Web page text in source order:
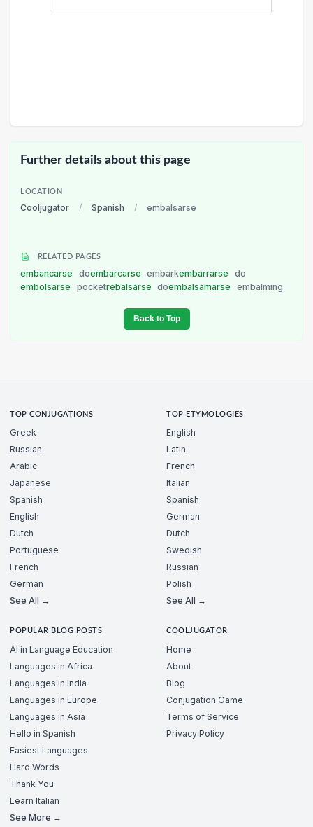
Further details about this page
LOCATION
Cooljugator / Spanish / embalsarse
RELATED PAGES
embancarse doembarcarse embarkembarrarse
do
embolsarse
pocketrebalsarse doembalsamarse embalming
Back to Top
TOP CONJUGATIONS
Greek
Russian
Arabic
Japanese
Spanish
English
Dutch
Portuguese
French
German
See All →
TOP ETYMOLOGIES
English
Latin
French
Italian
Spanish
German
Dutch
Swedish
Russian
Polish
See All →
POPULAR BLOG POSTS
AI in Language Education
Languages in Africa
Languages in India
Languages in Europe
Languages in Asia
Hello in Spanish
Easiest Languages
Hard Words
Thank You
Learn Italian
See More →
COOLJUGATOR
Home
About
Blog
Conjugation Game
Terms of Service
Privacy Policy